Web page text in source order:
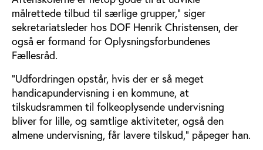
målrettede tilbud til særlige grupper,” siger
sekretariatsleder hos DOF Henrik Christensen, der
også er formand for Oplysningsforbundenes
Fællesråd.
”Udfordringen opstår, hvis der er så meget
handicapundervisning i en kommune, at
tilskudsrammen til folkeoplysende undervisning
bliver for lille, og samtlige aktiviteter, også den
almene undervisning, får lavere tilskud,” påpeger han.